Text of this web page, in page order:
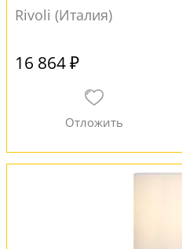
Rivoli (Италия)
16 864 ₽